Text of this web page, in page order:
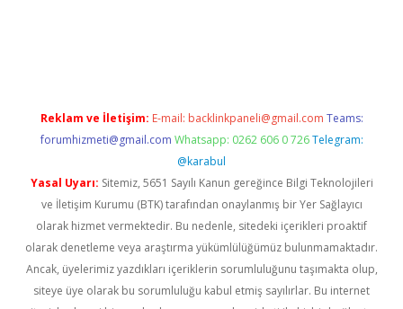
Reklam ve İletişim: E-mail: backlinkpaneli@gmail.com Teams:
forumhizmeti@gmail.com Whatsapp: 0262 606 0 726 Telegram:
@karabul
Yasal Uyarı: Sitemiz, 5651 Sayılı Kanun gereğince Bilgi Teknolojileri
ve İletişim Kurumu (BTK) tarafından onaylanmış bir Yer Sağlayıcı
olarak hizmet vermektedir. Bu nedenle, sitedeki içerikleri proaktif
olarak denetleme veya araştırma yükümlülüğümüz bulunmamaktadır.
Ancak, üyelerimiz yazdıkları içeriklerin sorumluluğunu taşımakta olup,
siteye üye olarak bu sorumluluğu kabul etmiş sayılırlar. Bu internet